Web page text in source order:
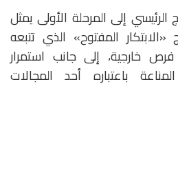
إلى المرحلة الأولى يمثل
المفتوح» الذي تتبعه
خارجية، إلى جانب استمرار
باعتباره أحد المجالات